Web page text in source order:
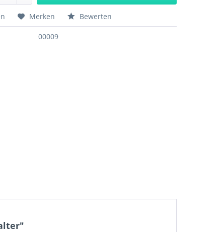
Merken Bewerten
00009